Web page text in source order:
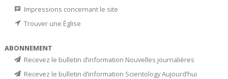
Impressions concernant le site
Trouver une Église
ABONNEMENT
Recevez le bulletin d’information Nouvelles journalières
Recevez le bulletin d’information Scientology Aujourd’hui